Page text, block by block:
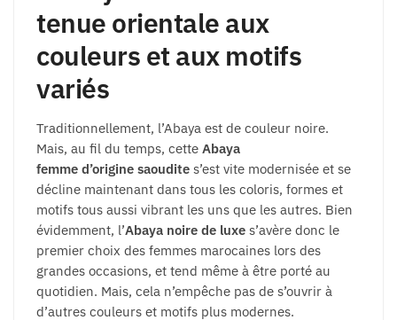
tenue orientale aux
couleurs et aux motifs
variés
Traditionnellement, l’Abaya est de couleur noire.
Mais, au fil du temps, cette Abaya
femme d’origine saoudite s’est vite modernisée et se
décline maintenant dans tous les coloris, formes et
motifs tous aussi vibrant les uns que les autres. Bien
évidemment, l’Abaya noire de luxe s’avère donc le
premier choix des femmes marocaines lors des
grandes occasions, et tend même à être porté au
quotidien. Mais, cela n’empêche pas de s’ouvrir à
d’autres couleurs et motifs plus modernes.